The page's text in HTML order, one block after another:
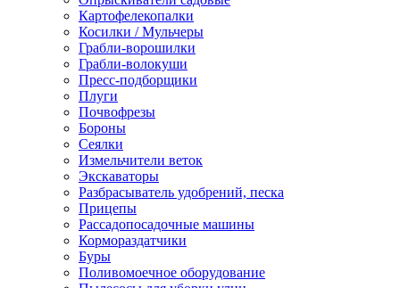
Картофелекопалки
Косилки / Мульчеры
Грабли-ворошилки
Грабли-волокуши
Пресс-подборщики
Плуги
Почвофрезы
Бороны
Сеялки
Измельчители веток
Экскаваторы
Разбрасыватель удобрений, песка
Прицепы
Рассадопосадочные машины
Кормораздатчики
Буры
Поливомоечное оборудование